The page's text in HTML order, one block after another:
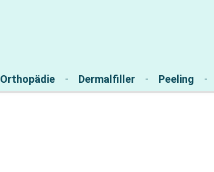
Orthopädie Dermalfiller Peeling